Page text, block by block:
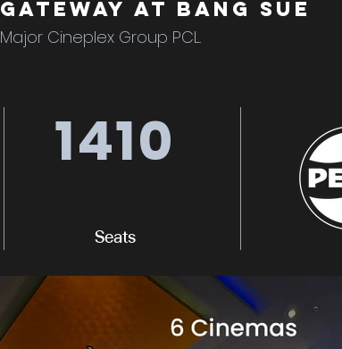
Gateway at Bang Sue
Major Cineplex Group PCL.
1410
Seats